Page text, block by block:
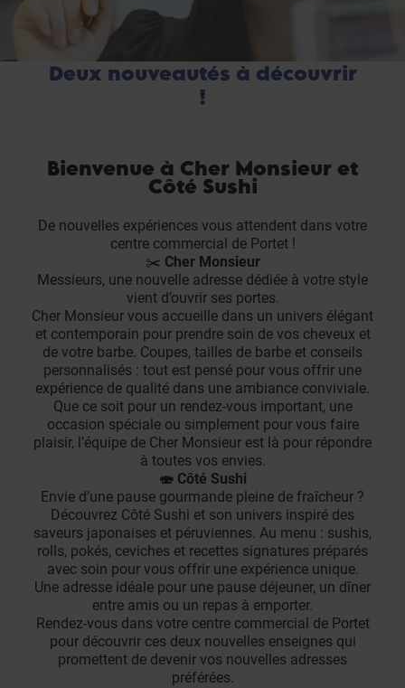
Deux nouveautés à découvrir
!
Bienvenue à Cher Monsieur et
Côté Sushi
De nouvelles expériences vous attendent dans votre
centre commercial de Portet !
✂ Cher Monsieur
Messieurs, une nouvelle adresse dédiée à votre style
vient d’ouvrir ses portes.
Cher Monsieur vous accueille dans un univers élégant
et contemporain pour prendre soin de vos cheveux et
de votre barbe. Coupes, tailles de barbe et conseils
personnalisés : tout est pensé pour vous offrir une
expérience de qualité dans une ambiance conviviale.
Que ce soit pour un rendez-vous important, une
occasion spéciale ou simplement pour vous faire
plaisir, l’équipe de Cher Monsieur est là pour répondre
à toutes vos envies.
🍣 Côté Sushi
Envie d’une pause gourmande pleine de fraîcheur ?
Découvrez Côté Sushi et son univers inspiré des
saveurs japonaises et péruviennes. Au menu : sushis,
rolls, pokés, ceviches et recettes signatures préparés
avec soin pour vous offrir une expérience unique.
Une adresse idéale pour une pause déjeuner, un dîner
entre amis ou un repas à emporter.
Rendez-vous dans votre centre commercial de Portet
pour découvrir ces deux nouvelles enseignes qui
promettent de devenir vos nouvelles adresses
préférées.